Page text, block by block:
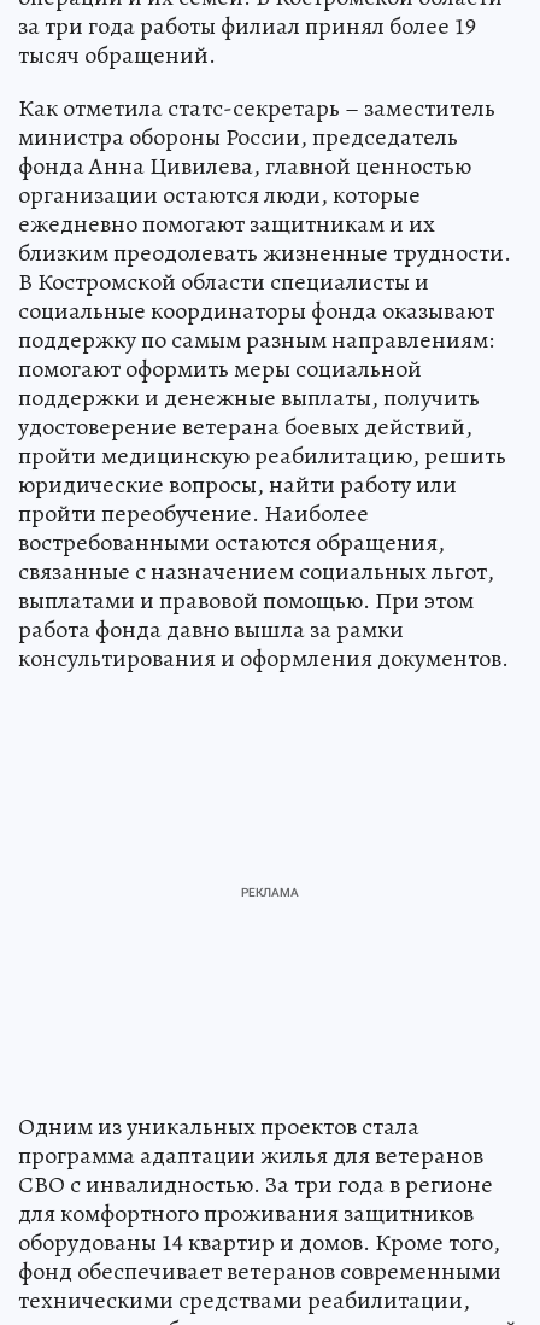
за три года работы филиал принял более 19
тысяч обращений.
Как отметила статс-секретарь – заместитель
министра обороны России, председатель
фонда Анна Цивилева, главной ценностью
организации остаются люди, которые
ежедневно помогают защитникам и их
близким преодолевать жизненные трудности.
В Костромской области специалисты и
социальные координаторы фонда оказывают
поддержку по самым разным направлениям:
помогают оформить меры социальной
поддержки и денежные выплаты, получить
удостоверение ветерана боевых действий,
пройти медицинскую реабилитацию, решить
юридические вопросы, найти работу или
пройти переобучение. Наиболее
востребованными остаются обращения,
связанные с назначением социальных льгот,
выплатами и правовой помощью. При этом
работа фонда давно вышла за рамки
консультирования и оформления документов.
Одним из уникальных проектов стала
программа адаптации жилья для ветеранов
СВО с инвалидностью. За три года в регионе
для комфортного проживания защитников
оборудованы 14 квартир и домов. Кроме того,
фонд обеспечивает ветеранов современными
техническими средствами реабилитации,